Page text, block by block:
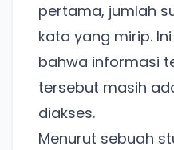
pertama, jumlah
kata yang mirip.
bahwa informasi
tersebut masih
diakses.
Menurut sebuah